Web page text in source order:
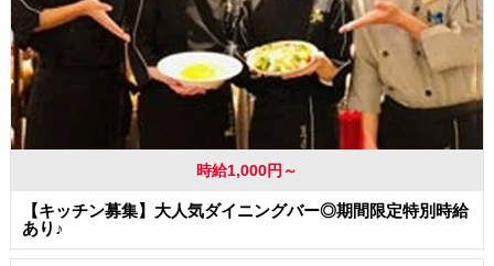
時給1,000円～
【キッチン募集】大人気ダイニングバー◎期間限定特別時給
あり♪